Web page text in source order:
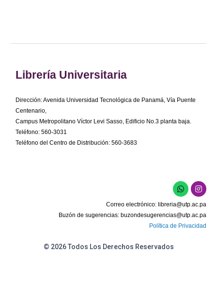
Librería Universitaria
Dirección: Avenida Universidad Tecnológica de Panamá, Vía Puente
Centenario,
Campus Metropolitano Víctor Levi Sasso, Edificio No.3 planta baja.
Teléfono: 560-3031
Teléfono del Centro de Distribución: 560-3683
W
h
a
t
s
a
p
I
n
s
t
a
g
r
Correo electrónico: libreria@utp.ac.pa
Buzón de sugerencias: buzondesugerencias@utp.ac.pa
Política de Privacidad
© 2026 Todos Los Derechos Reservados